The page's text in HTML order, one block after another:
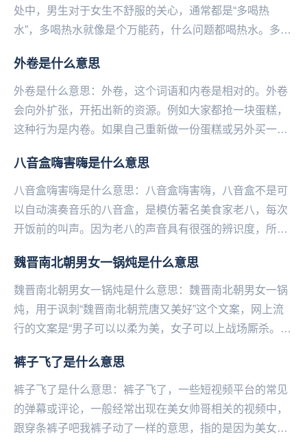
处中，男生对于女生不舒服的关心，通常都是“多喝热
水”，多喝热水就像是个万能药，什么问题都喝热水。多喝
外卷是什么意思
外卷是什么意思：外卷，这个词语和内卷是相对的。外卷
会向外扩张，开拓出新的资源。例如大家都抢一块蛋糕，
这种行为是内卷。如果自己重新做一份蛋糕或另外买一
八音盒嗨害嗨是什么意思
八音盒嗨害嗨是什么意思：八音盒嗨害嗨，八音盒不是可
以自动演奏音乐的八音盒，是模仿著名美食家老八，每次
开饭前的叫声。因为老八的声音具有很强的辨识度，所以
多...
魏晋南北朝男女一锅炖是什么意思
魏晋南北朝男女一锅炖是什么意思：魏晋南北朝男女一锅
炖，用于讽刺“魏晋南北朝荒唐又美好”这个文案，网上流
行的文案是“男子可以以柔为美，女子可以上战场厮杀。男
裤子飞了是什么意思
裤子飞了是什么意思：裤子飞了，一些短视频平台的常见
的弹幕或评论，一‌‌‌‌‌‌‌‌‌‌‌般经常出现在美女帅哥相关的视频中，
跟穿条裤子吧我裤子动了一样的意思，指的是因为美女or